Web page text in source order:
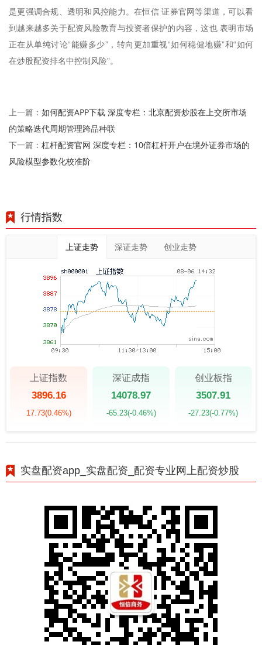
是更强调合规、透明和风控能力。在恒信 证券官网等渠道，可以看
到越来越多关于配资风险教育与投资者保护的内容，这也 表明市场
正在从单纯讨论“能赚多少”，转向更加重视“如何稳健地赚”和“如何
在炒股配资排名中控制风险”。
上一篇： 如何配资APP下载 深度专栏：北京配资炒股在上交所市场
的策略迭代周期管理跨品种联
下一篇： 杠杆配资官网 深度专栏：10倍杠杆开户在境外证券市场的
风险模型参数化校准阶
行情指数
上证走势 深证走势 创业走势
上证指数
3896.16
17.73(0.46%)
深证成指
14078.97
-65.23(-0.46%)
创业板指
3507.91
-27.23(-0.77%)
实盘配资app_实盘配资_配资专业网上配资炒股